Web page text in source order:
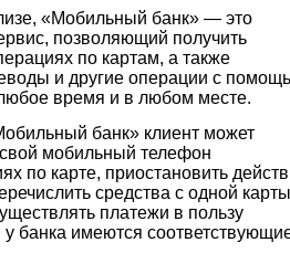
«Мобильный банк» — это
позволяющий получить
по картам, а также
и другие операции с
время и в любом месте.
банк» клиент может
мобильный телефон
по карте, приостановить
средства с одной карты
платежи в пользу
банка имеются